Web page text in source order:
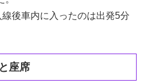
後車内に入ったのは出発5分
座席